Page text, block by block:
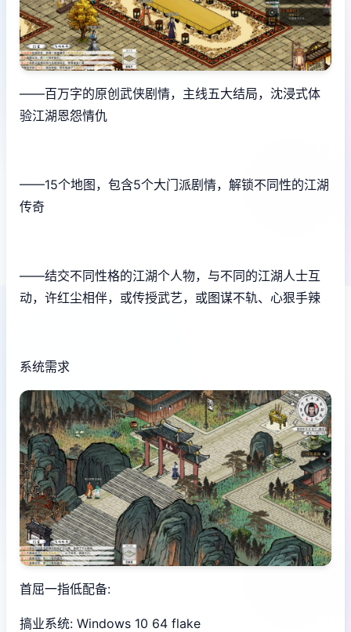
——百万字的原创武侠剧情，主线五大结局，沈浸式体
验江湖恩怨情仇
——15个地图，包含5个大门派剧情，解锁不同性的江湖
传奇
——结交不同性格的江湖个人物，与不同的江湖人士互
动，许红尘相伴，或传授武艺，或图谋不轨、心狠手辣
系统需求
首屈一指低配备:
搞业系统: Windows 10 64 flake